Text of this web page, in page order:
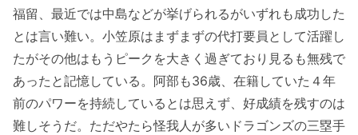
福留、最近では中島などが挙げられるがいずれも成功した
とは言い難い。小笠原はまずまずの代打要員として活躍し
たがその他はもうピークを大きく過ぎており見るも無残で
あったと記憶している。阿部も36歳、在籍していた４年
前のパワーを持続しているとは思えず、好成績を残すのは
難しそうだ。ただやたら怪我人が多いドラゴンズの三塁手